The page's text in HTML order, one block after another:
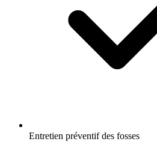
Entretien préventif des fosses